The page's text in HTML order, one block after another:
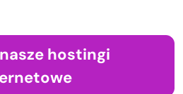
hostingi